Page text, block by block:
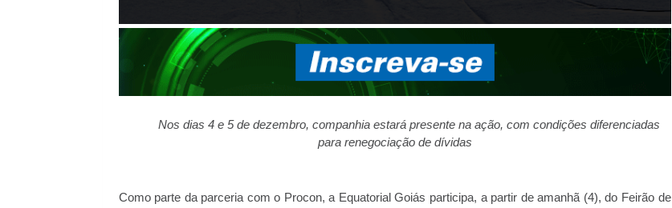
Nos dias 4 e 5 de dezembro, companhia estará presente na ação, com condições diferenciadas
para renegociação de dívidas
Como parte da parceria com o Procon, a Equatorial Goiás participa, a partir deamanhã (4), do Feirão de